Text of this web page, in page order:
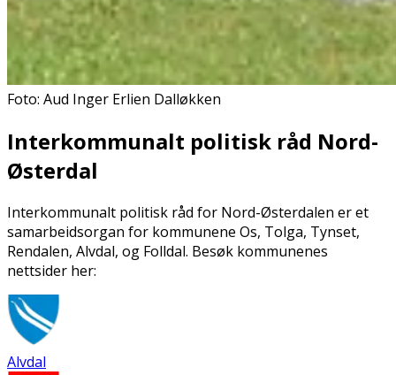
Foto: Aud Inger Erlien Dalløkken
Interkommunalt politisk råd Nord-
Østerdal
Interkommunalt politisk råd for Nord-Østerdalen er et
samarbeidsorgan for kommunene Os, Tolga, Tynset,
Rendalen, Alvdal, og Folldal. Besøk kommunenes
nettsider her:
Alvdal